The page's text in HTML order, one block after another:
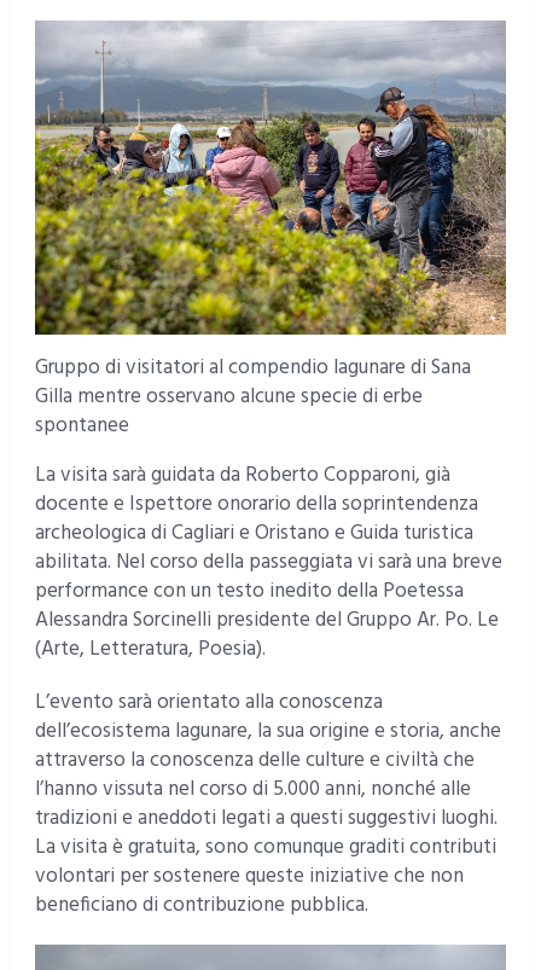
Gruppo di visitatori al compendio lagunare di Sana
Gilla mentre osservano alcune specie di erbe
spontanee
La visita sarà guidata da Roberto Copparoni, già
docente e Ispettore onorario della soprintendenza
archeologica di Cagliari e Oristano e Guida turistica
abilitata. Nel corso della passeggiata vi sarà una breve
performance con un testo inedito della Poetessa
Alessandra Sorcinelli presidente del Gruppo Ar. Po. Le
(Arte, Letteratura, Poesia).
L’evento sarà orientato alla conoscenza
dell’ecosistema lagunare, la sua origine e storia, anche
attraverso la conoscenza delle culture e civiltà che
l’hanno vissuta nel corso di 5.000 anni, nonché alle
tradizioni e aneddoti legati a questi suggestivi luoghi.
La visita è gratuita, sono comunque graditi contributi
volontari per sostenere queste iniziative che non
beneficiano di contribuzione pubblica.